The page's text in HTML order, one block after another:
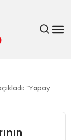
“Yapay